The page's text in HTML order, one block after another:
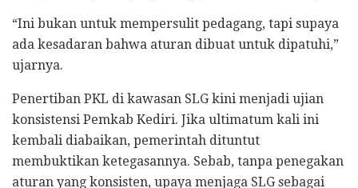
“Ini bukan untuk mempersulit pedagang, tapi supaya
ada kesadaran bahwa aturan dibuat untuk dipatuhi,”
ujarnya.
Penertiban PKL di kawasan SLG kini menjadi ujian
konsistensi Pemkab Kediri. Jika ultimatum kali ini
kembali diabaikan, pemerintah dituntut
membuktikan ketegasannya. Sebab, tanpa penegakan
aturan yang konsisten, upaya menjaga SLG sebagai